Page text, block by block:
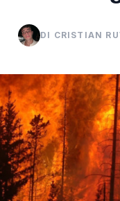
DI CRISTIAN